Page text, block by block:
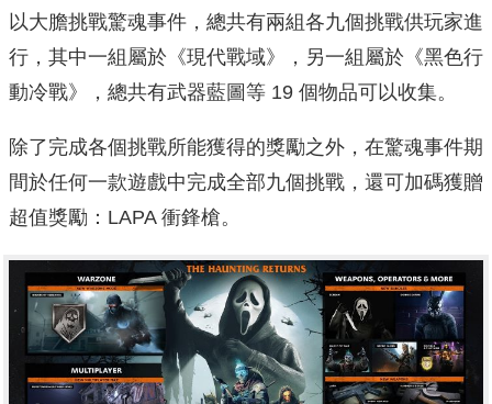
以大膽挑戰驚魂事件，總共有兩組各九個挑戰供玩家進
行，其中一組屬於《現代戰域》，另一組屬於《黑色行
動冷戰》，總共有武器藍圖等 19 個物品可以收集。
除了完成各個挑戰所能獲得的獎勵之外，在驚魂事件期
間於任何一款遊戲中完成全部九個挑戰，還可加碼獲贈
超值獎勵：LAPA 衝鋒槍。